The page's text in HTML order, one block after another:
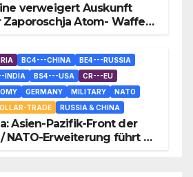
verweigert Auskunft
Zaporoschja Atom- Waffen-
BC4---CHINA
BE4---RUSSIA
INDIA
BS4---USA
CR---EU
GERMANY MILITARY
NATO
TRADE
RUSSIA & CHINA
Asien-Pazifik-Front der
/ NATO-Erweiterung führt zu